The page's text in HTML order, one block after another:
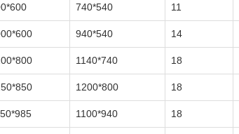
740*540 11
940*540 14
1140*740 18
1200*800 18
1100*940 18